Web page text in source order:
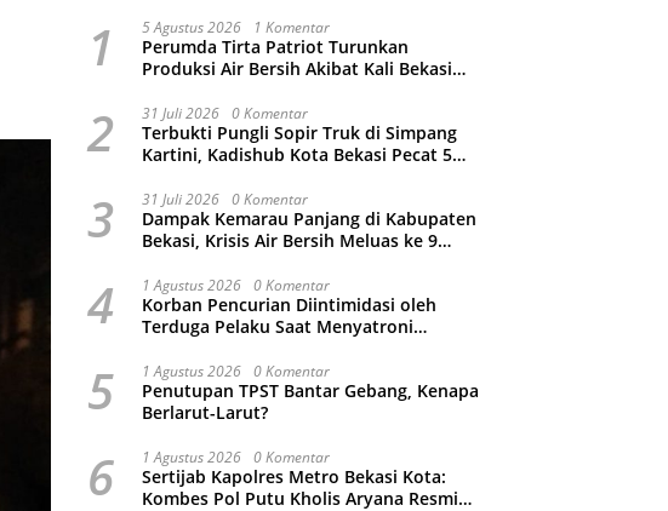
1 5 Agustus 2026 1 Komentar
Perumda Tirta Patriot Turunkan
Produksi Air Bersih Akibat Kali Bekasi
2 31 Juli 2026 0 Komentar
Terbukti Pungli Sopir Truk di Simpang
Kartini, Kadishub Kota Bekasi Pecat 5
3 31 Juli 2026 0 Komentar
Dampak Kemarau Panjang di Kabupaten
Bekasi, Krisis Air Bersih Meluas ke 9
4 1 Agustus 2026 0 Komentar
Korban Pencurian Diintimidasi oleh
Terduga Pelaku Saat Menyatroni
Malah Ikut-Ikutan!
5 1 Agustus 2026 0 Komentar
Penutupan TPST Bantar Gebang, Kenapa
Berlarut-Larut?
6 1 Agustus 2026 0 Komentar
Sertijab Kapolres Metro Bekasi Kota:
Kombes Pol Putu Kholis Aryana Resmi